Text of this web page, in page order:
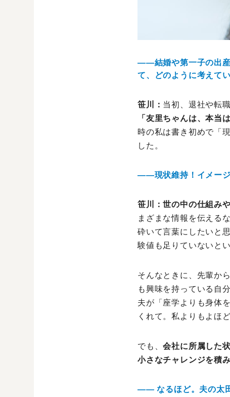
――結婚や第一子の出産
て、どのように考えて
笹川： 当初、退社や転
「友里ちゃんは、本当
時の私は書き初めで「
した。
――現状維持！イメージ
笹川：世の中の仕組み
まざまな情報を伝える
砕いて言葉にしたいと
験値も足りていないと
そんなときに、先輩か
も興味を持っている自
夫が「座学よりも身体
くれて。私よりもよほ
でも、会社に所属した
小さなチャレンジを積
―― なるほど。夫の太